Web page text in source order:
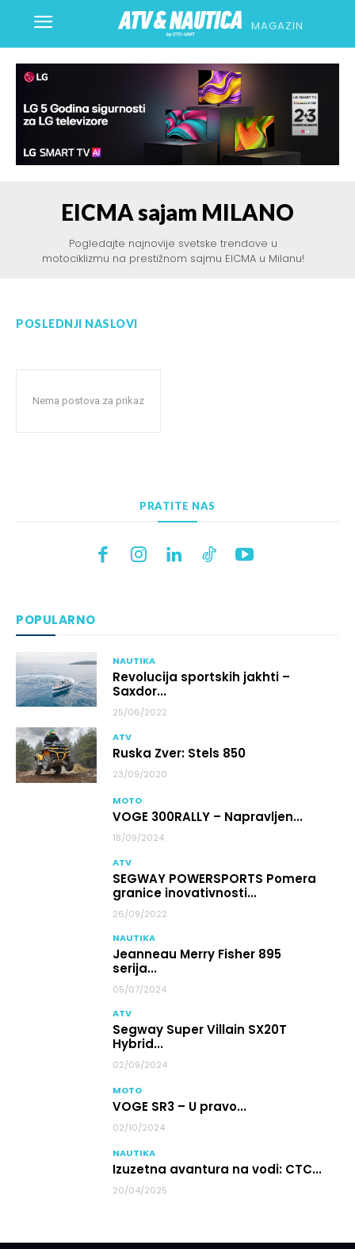
MAGAZIN
EICMA sajam MILANO
Pogledajte najnovije svetske trendove u
motociklizmu na prestižnom sajmu EICMA u Milanu!
POSLEDNJI NASLOVI
Nema postova za prikaz
PRATITE NAS
POPULARNO
NAUTIKA
Revolucija sportskih jakhti –
Saxdor...
25/06/2022
ATV
Ruska Zver: Stels 850
23/09/2020
MOTO
VOGE 300RALLY – Napravljen...
18/09/2024
ATV
SEGWAY POWERSPORTS Pomera
granice inovativnosti...
26/09/2022
NAUTIKA
Jeanneau Merry Fisher 895
serija...
05/07/2024
ATV
Segway Super Villain SX20T
Hybrid...
02/09/2024
MOTO
VOGE SR3 – U pravo...
02/10/2024
NAUTIKA
Izuzetna avantura na vodi: CTC...
20/04/2025